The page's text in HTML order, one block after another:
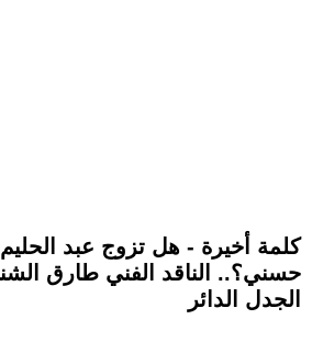
كلمة أخيرة - هل تزوج عبد
حسني؟.. الناقد الفني طارق
الجدل الدائر